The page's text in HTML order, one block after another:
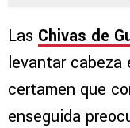
Las Chivas de
levantar cabeza
certamen que
enseguida